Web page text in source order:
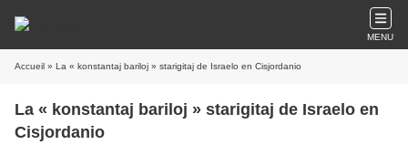
MENU
Accueil » La « konstantaj bariloj » starigitaj de Israelo en Cisjordanio
La « konstantaj bariloj » starigitaj de Israelo en
Cisjordanio